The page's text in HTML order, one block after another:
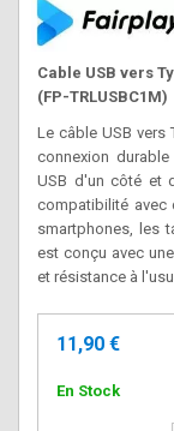
Cable USB vers
(FP-TRLUSBC1M)
Le câble USB vers
connexion
USB d'un côté et
compatibilité avec
smartphones, les
est conçu avec
et résistance à
11,90 €
En Stock